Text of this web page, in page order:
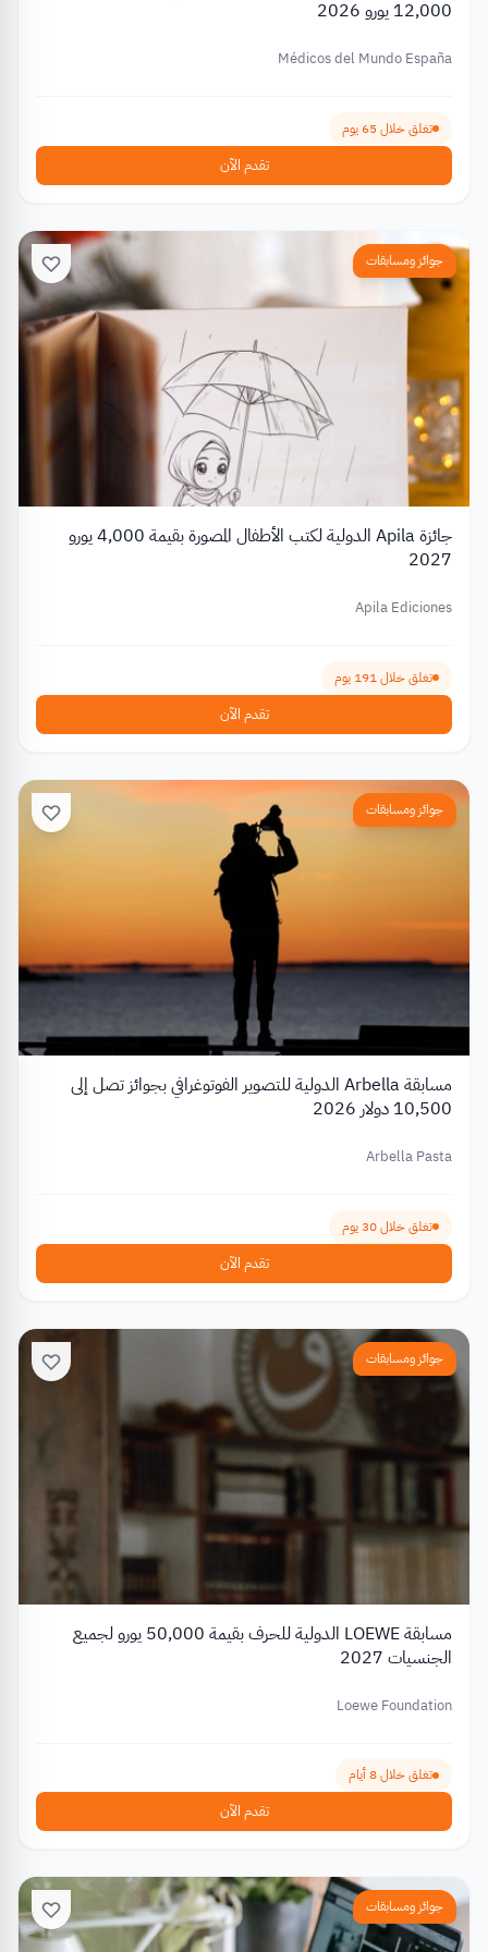
12,000 يورو 2026
Médicos del Mundo España
تغلق خلال 65 يوم
تقدم الآن
جوائز ومسابقات
جائزة Apila الدولية لكتب الأطفال المصورة بقيمة 4,000 يورو
2027
Apila Ediciones
تغلق خلال 191 يوم
تقدم الآن
جوائز ومسابقات
مسابقة Arbella الدولية للتصوير الفوتوغرافي بجوائز تصل إلى
10,500 دولار 2026
Arbella Pasta
تغلق خلال 30 يوم
تقدم الآن
جوائز ومسابقات
مسابقة LOEWE الدولية للحرف بقيمة 50,000 يورو لجميع
الجنسيات 2027
Loewe Foundation
تغلق خلال 8 أيام
تقدم الآن
جوائز ومسابقات